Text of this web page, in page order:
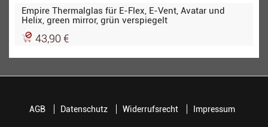
Empire Thermalglas für E-Flex, E-Vent, Avatar und
Helix, green mirror, grün verspiegelt
43,90 €
AGB Datenschutz Widerrufsrecht Impressum